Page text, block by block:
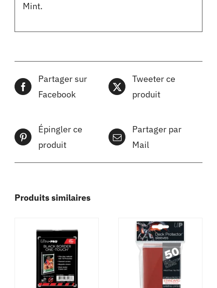
Mint.
Partager sur
Facebook
Tweeter ce
produit
Épingler ce
produit
Partager par
Mail
Produits similaires